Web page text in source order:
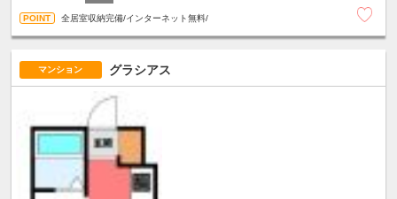
全居室収納完備/インターネット無料/
マンション グラシアス